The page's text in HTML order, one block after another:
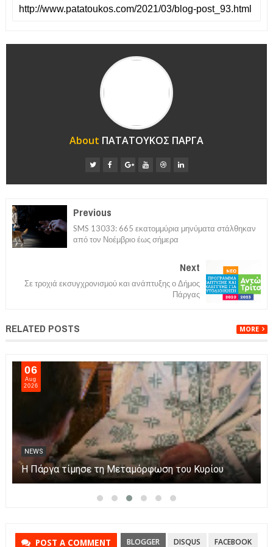
About ΠΑΤΑΤΟΥΚΟΣ ΠΑΡΓΑ
Previous
SMS 13033: 665 εκατομμύρια μηνύματα στάλθηκαν
από τον Νοέμβριο έως σήμερα
Next
Σε τροχιά εκσυγχρονισμού και ανάπτυξης ο Δήμος
Πάργας
RELATED POSTS MORE
06
Aug
2026
NEWS
Η Πάργα τίμησε τη Μεταμόρφωση του Κυρίου
POST A COMMENT BLOGGER DISQUS FACEBOOK